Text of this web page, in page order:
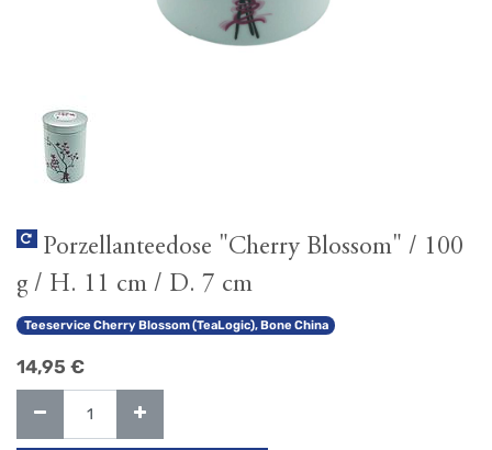
Porzellanteedose "Cherry Blossom" / 100
g / H. 11 cm / D. 7 cm
Teeservice Cherry Blossom (TeaLogic), Bone China
14,95 €